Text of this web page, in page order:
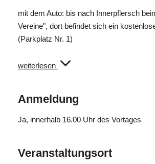
mit dem Auto: bis nach Innerpflersch
Vereine", dort befindet sich ein
(Parkplatz Nr. 1)
öffentliche Verkerhsmittel: Buslinie 313
weiterlesen
Anmeldung
Ja, innerhalb 16.00 Uhr des Vortages
Veranstaltungsort